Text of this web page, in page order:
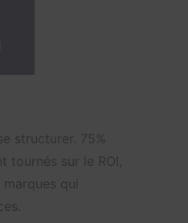
structurer. 75%
tournés sur le ROI,
qui